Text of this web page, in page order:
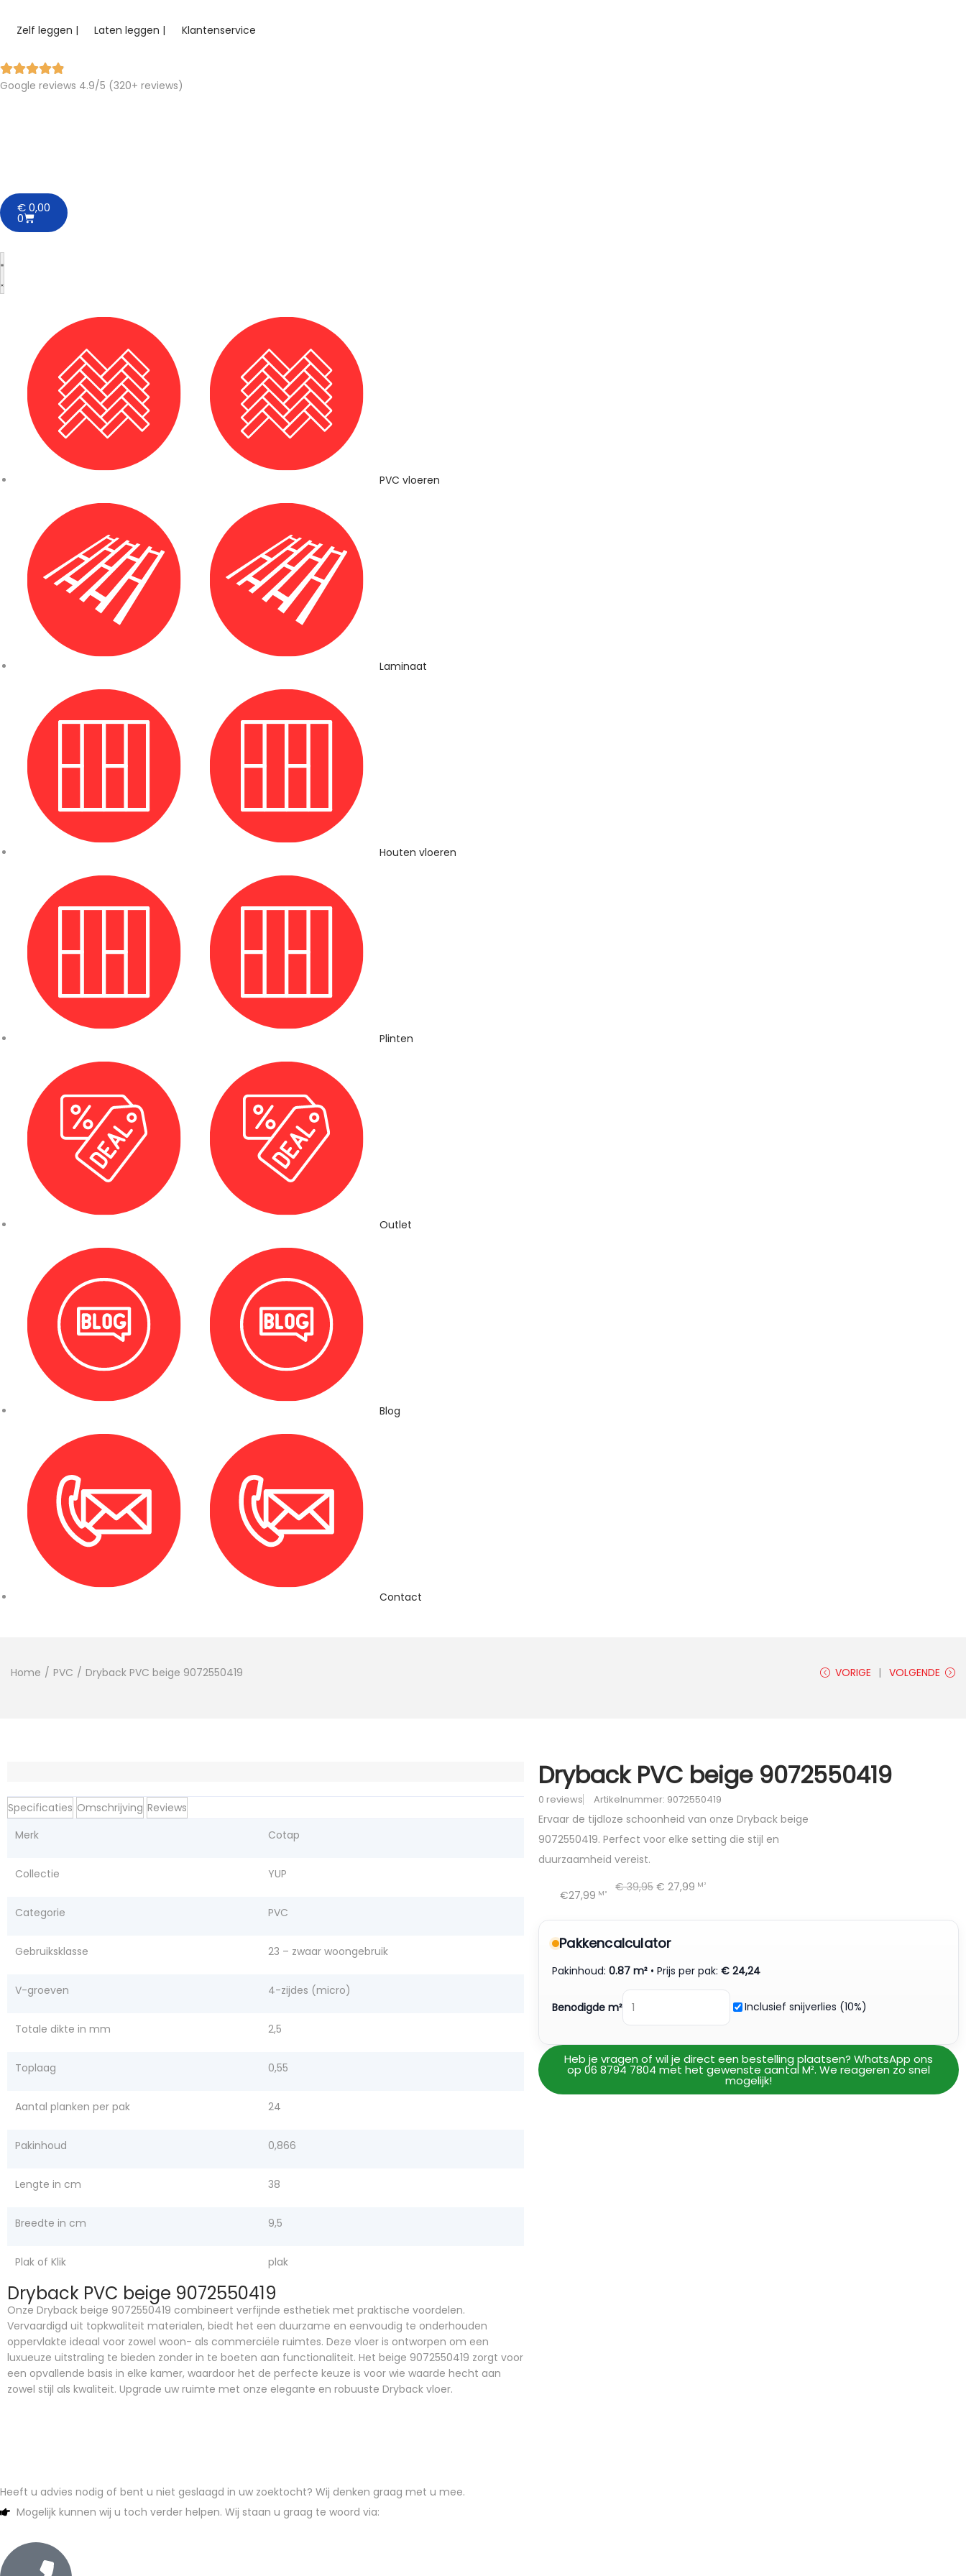
Zelf leggen | Laten leggen | Klantenservice
Google reviews 4.9/5 (320+ reviews)
€0,00
0
PVC vloeren
Laminaat
Houten vloeren
Plinten
Outlet
Blog
Contact
Home / PVC / Dryback PVC beige 9072550419 VORIGE VOLGENDE
Specificaties Omschrijving Reviews
Merk
Cotap
Collectie YUP
Categorie PVC
Gebruiksklasse 23 – zwaar woongebruik
V-groeven 4-zijdes (micro)
Totale dikte in mm 2,5
Toplaag 0,55
Aantal planken per pak 24
Pakinhoud 0,866
Lengte in cm 38
Breedte in cm 9,5
Plak of Klik plak
Dryback PVC beige 9072550419
Onze Dryback beige 9072550419 combineert verfijnde esthetiek met praktische voordelen.
Vervaardigd uit topkwaliteit materialen, biedt het een duurzame en eenvoudig te onderhouden
oppervlakte ideaal voor zowel woon- als commerciële ruimtes. Deze vloer is ontworpen om een
luxueuze uitstraling te bieden zonder in te boeten aan functionaliteit. Het beige 9072550419 zorgt voor
een opvallende basis in elke kamer, waardoor het de perfecte keuze is voor wie waarde hecht aan
zowel stijl als kwaliteit. Upgrade uw ruimte met onze elegante en robuuste Dryback vloer.
Dryback PVC beige 9072550419
0 reviews Artikelnummer: 9072550419
Ervaar de tijdloze schoonheid van onze Dryback beige
9072550419. Perfect voor elke setting die stijl en
duurzaamheid vereist.
€27,99 M² €39,95 € 27,99 M²
Pakkencalculator
Pakinhoud:0.87 m² • Prijs per pak:€ 24,24
Benodigde m² Inclusief snijverlies (10%)
Heb je vragen of wil je direct een bestelling plaatsen? WhatsApp ons
op 06 8794 7804 met het gewenste aantal M². We reageren zo snel
mogelijk!
Heeft u advies nodig of bent u niet geslaagd in uw zoektocht? Wij denken graag met u mee.
Mogelijk kunnen wij u toch verder helpen. Wij staan u graag te woord via: